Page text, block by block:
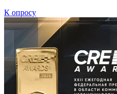
К опросу